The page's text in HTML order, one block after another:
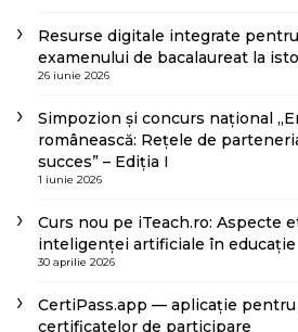
Resurse digitale integrate
examenului de bacalaureat la
26 iunie 2026
Simpozion și concurs național
românească: Rețele de
succes” – Ediția I
1 iunie 2026
Curs nou pe iTeach.ro: Aspecte
inteligenței artificiale în educație
30 aprilie 2026
CertiPass.app — aplicație pentru
certificatelor de participare